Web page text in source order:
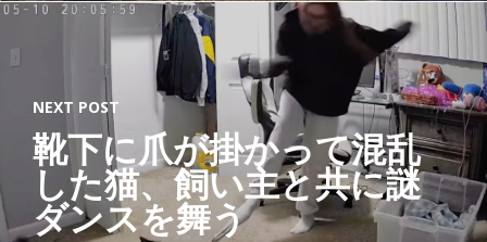
NEXT POST
靴下に爪が掛かって混乱
した猫、飼い主と共に謎
ダンスを舞う